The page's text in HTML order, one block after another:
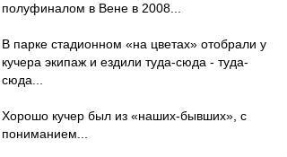
полуфиналом в Вене в 2008...
В парке стадионном «на цветах» отобрали у
кучера экипаж и ездили туда-сюда - туда-
сюда...
Хорошо кучер был из «наших-бывших», с
пониманием...